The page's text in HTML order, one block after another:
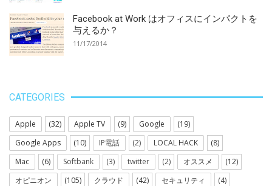
Facebook at Work はオフィスにインパクトを
与えるか？
11/17/2014
CATEGORIES
Apple (32) Apple TV (9) Google
(19)
Google Apps
(10) IP電話 (2) LOCAL HACK
(8)
Mac
(6) Softbank (3) twitter (2) オススメ
(12)
オピニオン
(105) クラウド (42) セキュリティ
(4)